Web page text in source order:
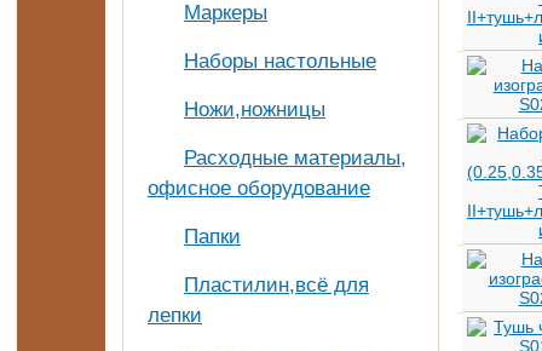
Маркеры
Наборы настольные
Ножи,ножницы
Расходные материалы,
офисное оборудование
Папки
Пластилин,всё для
лепки